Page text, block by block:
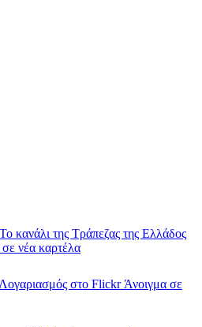
Το κανάλι της Τράπεζας της Ελλάδος
νέα καρτέλα
Λογαριασμός στο FlickrΆνοιγμα σε